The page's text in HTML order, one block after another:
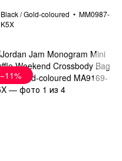
Black / Gold-coloured
MM0987-
K5X
−11%